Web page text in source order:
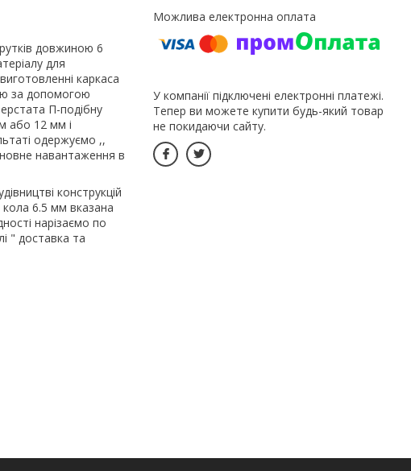
довжиною 6
для
каркаса
за допомогою
П-подібну
або 12 мм і
одержуємо ,,
навантаження в
конструкцій
6.5 мм вказана
нарізаємо по
" доставка та
У компанії підключені електронні платежі.
Тепер ви можете купити будь-який товар
не покидаючи сайту.